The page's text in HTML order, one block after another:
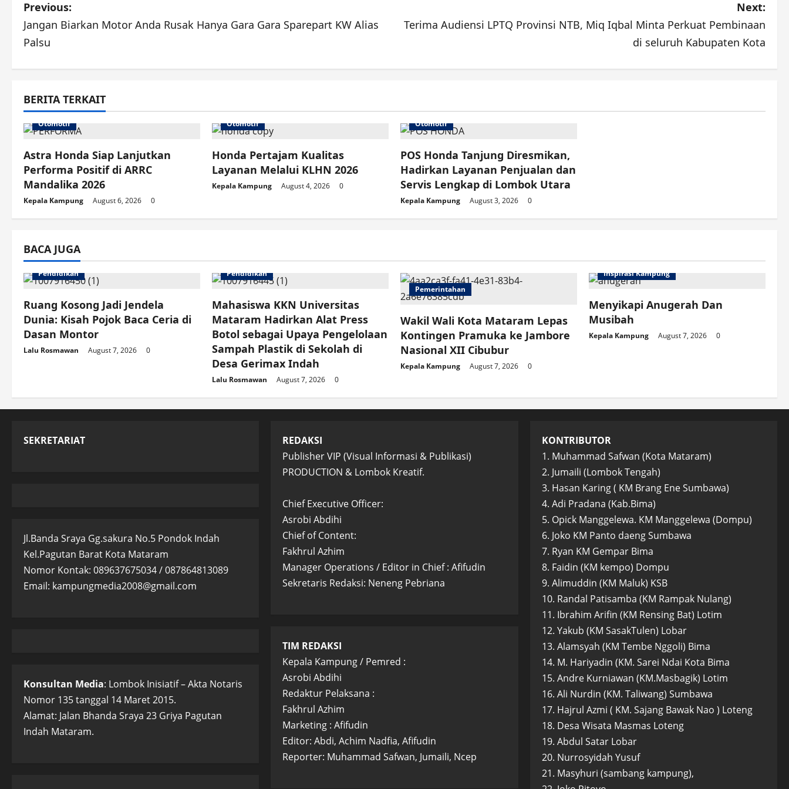
P
o
n
a
v
i
g
t
i
o
n
Previous:
Jangan Biarkan Motor Anda Rusak Hanya Gara Gara Sparepart KW Alias
Palsu
Next:
Terima Audiensi LPTQ Provinsi NTB, Miq Iqbal Minta Perkuat Pembinaan
di seluruh Kabupaten Kota
BERITA TERKAIT
Otomotif
Astra Honda Siap Lanjutkan
Performa Positif di ARRC
Mandalika 2026
Kepala Kampung August 6, 2026 0
Otomotif
Honda Pertajam Kualitas
Layanan Melalui KLHN 2026
Kepala Kampung August 4, 2026 0
Otomotif
POS Honda Tanjung Diresmikan,
Hadirkan Layanan Penjualan dan
Servis Lengkap di Lombok Utara
Kepala Kampung August 3, 2026 0
BACA JUGA
Pendidikan
Ruang Kosong Jadi Jendela
Dunia: Kisah Pojok Baca Ceria di
Dasan Montor
Lalu Rosmawan August 7, 2026 0
Pendidikan
Mahasiswa KKN Universitas
Mataram Hadirkan Alat Press
Botol sebagai Upaya Pengelolaan
Sampah Plastik di Sekolah di
Desa Gerimax Indah
Lalu Rosmawan August 7, 2026 0
Pemerintahan
Wakil Wali Kota Mataram Lepas
Kontingen Pramuka ke Jambore
Nasional XII Cibubur
Kepala Kampung August 7, 2026 0
Inspirasi Kampung
Menyikapi Anugerah Dan
Musibah
Kepala Kampung August 7, 2026 0
SEKRETARIAT
Jl.Banda Sraya Gg.sakura No.5 Pondok Indah
Kel.Pagutan Barat Kota Mataram
Nomor Kontak: 089637675034 / 087864813089
Email: kampungmedia2008@gmail.com
Konsultan Media: Lombok Inisiatif – Akta Notaris
Nomor 135 tanggal 14 Maret 2015.
Alamat: Jalan Bhanda Sraya 23 Griya Pagutan
Indah Mataram.
REDAKSI
Publisher VIP (Visual Informasi & Publikasi)
PRODUCTION & Lombok Kreatif.
Chief Executive Officer:
Asrobi Abdihi
Chief of Content:
Fakhrul Azhim
Manager Operations / Editor in Chief : Afifudin
Sekretaris Redaksi: Neneng Pebriana
TIM REDAKSI
Kepala Kampung / Pemred :
Asrobi Abdihi
Redaktur Pelaksana :
Fakhrul Azhim
Marketing : Afifudin
Editor: Abdi, Achim Nadfia, Afifudin
Reporter: Muhammad Safwan, Jumaili, Ncep
KONTRIBUTOR
1. Muhammad Safwan (Kota Mataram)
2. Jumaili (Lombok Tengah)
3. Hasan Karing ( KM Brang Ene Sumbawa)
4. Adi Pradana (Kab.Bima)
5. Opick Manggelewa. KM Manggelewa (Dompu)
6. Joko KM Panto daeng Sumbawa
7. Ryan KM Gempar Bima
8. Faidin (KM kempo) Dompu
9. Alimuddin (KM Maluk) KSB
10. Randal Patisamba (KM Rampak Nulang)
11. Ibrahim Arifin (KM Rensing Bat) Lotim
12. Yakub (KM SasakTulen) Lobar
13. Alamsyah (KM Tembe Nggoli) Bima
14. M. Hariyadin (KM. Sarei Ndai Kota Bima
15. Andre Kurniawan (KM.Masbagik) Lotim
16. Ali Nurdin (KM. Taliwang) Sumbawa
17. Hajrul Azmi ( KM. Sajang Bawak Nao ) Loteng
18. Desa Wisata Masmas Loteng
19. Abdul Satar Lobar
20. Nurrosyidah Yusuf
21. Masyhuri (sambang kampung),